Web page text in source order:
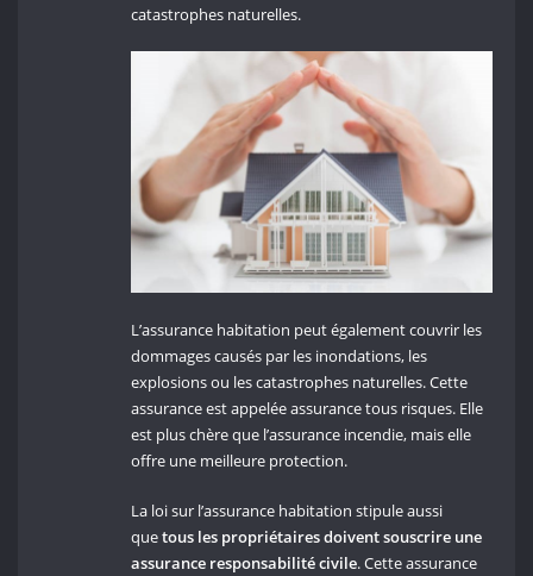
catastrophes naturelles.
L’assurance habitation peut également couvrir les
dommages causés par les inondations, les
explosions ou les catastrophes naturelles. Cette
assurance est appelée assurance tous risques. Elle
est plus chère que l’assurance incendie, mais elle
offre une meilleure protection.
La loi sur l’assurance habitation stipule aussi
quetous les propriétaires doivent souscrire une
assurance responsabilité civile. Cette assurance